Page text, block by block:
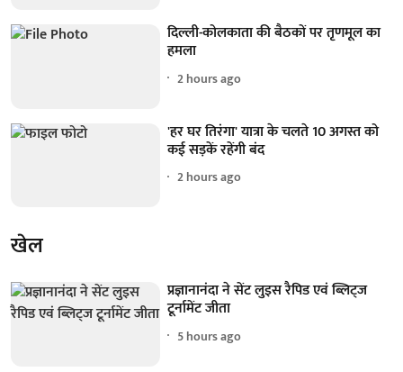
दिल्ली-कोलकाता की बैठकों पर तृणमूल का
हमला
2 hours ago
'हर घर तिरंगा' यात्रा के चलते 10 अगस्त को
कई सड़कें रहेंगी बंद
2 hours ago
खेल
प्रज्ञानानंदा ने सेंट लुइस रैपिड एवं ब्लिट्ज
टूर्नामेंट जीता
5 hours ago